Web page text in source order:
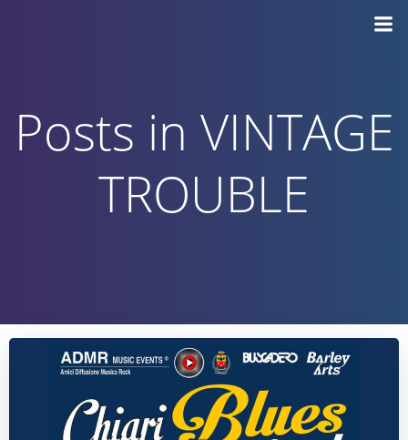
Posts in VINTAGE
TROUBLE